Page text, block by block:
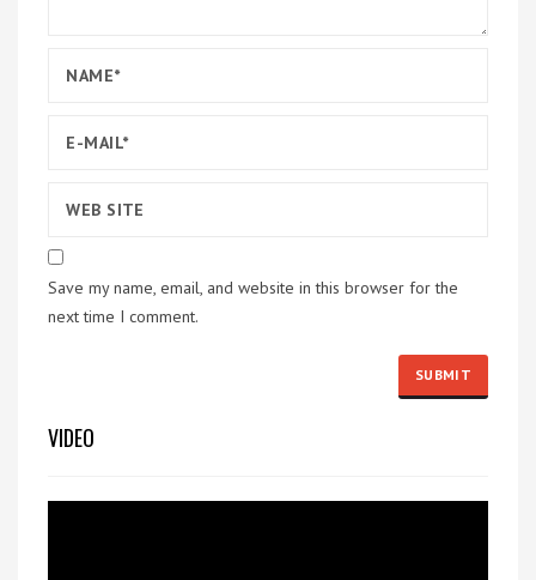
Save my name, email, and website in this browser for the
next time I comment.
VIDEO